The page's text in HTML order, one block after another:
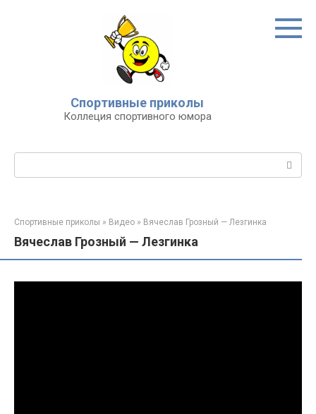
Спортивные приколы
Коллеция спортивного юмора
Спортивные приколы » Видео » Вячеслав Грозный — Лезгинка
Вячеслав Грозный — Лезгинка